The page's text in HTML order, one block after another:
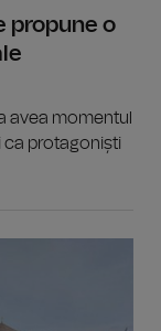
propune o
avea momentul
ca protagoniști